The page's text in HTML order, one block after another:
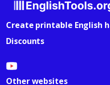
Create printable English
Discounts
Other websites